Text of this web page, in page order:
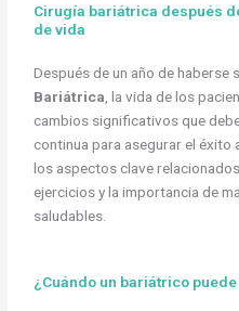
Cirugía bariátrica después
de vida
Después de un año de haberse
Bariátrica , la vida de los
cambios significativos que
continua para asegurar el
los aspectos clave
ejercicios y la importancia de
saludables.
¿Cuándo un bariátrico